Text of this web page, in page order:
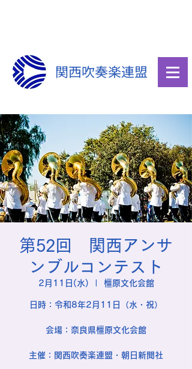
関西吹奏楽連盟
第52回 関西アンサ
ンブルコンテスト
2月11日(水) 橿原文化会館
日時：令和8年2月11日（水・祝）
会場：奈良県橿原文化会館
主催：関西吹奏楽連盟・朝日新聞社